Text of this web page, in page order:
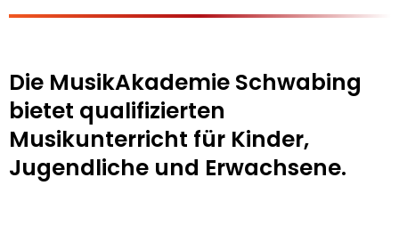
Die MusikAkademie Schwabing
bietet qualifizierten
Musikunterricht für Kinder,
Jugendliche und Erwachsene.